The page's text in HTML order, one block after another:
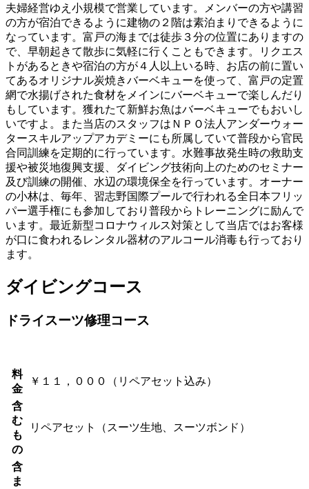
夫婦経営ゆえ小規模で営業しています。メンバーの方や講習
の方が宿泊できるように建物の２階は素泊まりできるように
なっています。富戸の海までは徒歩３分の位置にありますの
で、早朝起きて散歩に気軽に行くこともできます。リクエス
トがあるときや宿泊の方が４人以上いる時、お店の前に置い
てあるオリジナル炭焼きバーベキューを使って、富戸の定置
網で水揚げされた食材をメインにバーベキューで楽しんだり
もしています。獲れたて新鮮お魚はバーベキューでもおいし
いですよ。また当店のスタッフはＮＰＯ法人アンダーウォー
タースキルアップアカデミーにも所属していて普段から官民
合同訓練を定期的に行っています。水難事故発生時の救助支
援や被災地復興支援、ダイビング技術向上のためのセミナー
及び訓練の開催、水辺の環境保全を行っています。オーナー
の小林は、毎年、習志野国際プールで行われる全日本フリッ
パー選手権にも参加しており普段からトレーニングに励んで
います。最近新型コロナウィルス対策として当店ではお客様
が口に食われるレンタル器材のアルコール消毒も行っており
ます。
ダイビングコース
ドライスーツ修理コース
料
金
￥１１，０００（リペアセット込み）
含
む
も
の
リペアセット（スーツ生地、スーツボンド）
含
ま